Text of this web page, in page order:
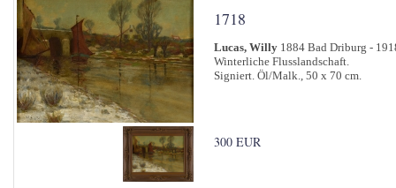
1718
Lucas, Willy 1884 Bad Driburg -
Winterliche Flusslandschaft.
Signiert. Öl/Malk., 50 x 70 cm.
300 EUR